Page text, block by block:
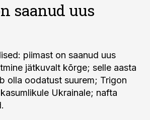
saanud uus
piimast on saanud uus
jätkuvalt kõrge; selle aasta
olla oodatust suurem; Trigon
Ukrainale; nafta